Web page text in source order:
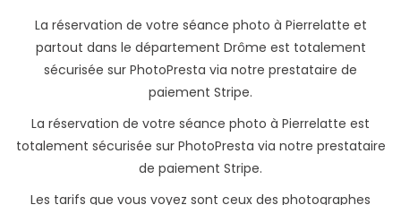
La réservation de votre séance photo à Pierrelatte et
partout dans le département Drôme est totalement
sécurisée sur PhotoPresta via notre prestataire de
paiement Stripe.
La réservation de votre séance photo à Pierrelatte est
totalement sécurisée sur PhotoPresta via notre prestataire
de paiement Stripe.
Les tarifs que vous voyez sont ceux des photographes